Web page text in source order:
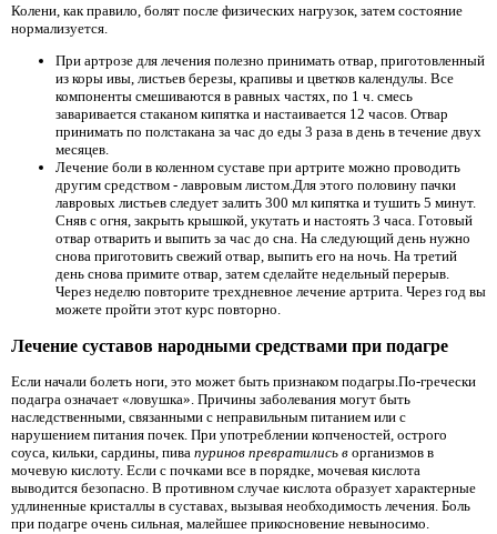
Колени, как правило, болят после физических нагрузок, затем состояние
нормализуется.
При артрозе для лечения полезно принимать отвар, приготовленный
из коры ивы, листьев березы, крапивы и цветков календулы. Все
компоненты смешиваются в равных частях, по 1 ч. смесь
заваривается стаканом кипятка и настаивается 12 часов. Отвар
принимать по полстакана за час до еды 3 раза в день в течение двух
месяцев.
Лечение боли в коленном суставе при артрите можно проводить
другим средством - лавровым листом.Для этого половину пачки
лавровых листьев следует залить 300 мл кипятка и тушить 5 минут.
Сняв с огня, закрыть крышкой, укутать и настоять 3 часа. Готовый
отвар отварить и выпить за час до сна. На следующий день нужно
снова приготовить свежий отвар, выпить его на ночь. На третий
день снова примите отвар, затем сделайте недельный перерыв.
Через неделю повторите трехдневное лечение артрита. Через год вы
можете пройти этот курс повторно.
Лечение суставов народными средствами при подагре
Если начали болеть ноги, это может быть признаком подагры.По-гречески
подагра означает «ловушка». Причины заболевания могут быть
наследственными, связанными с неправильным питанием или с
нарушением питания почек. При употреблении копченостей, острого
соуса, кильки, сардины, пива пуринов превратились в организмов в
мочевую кислоту. Если с почками все в порядке, мочевая кислота
выводится безопасно. В противном случае кислота образует характерные
удлиненные кристаллы в суставах, вызывая необходимость лечения. Боль
при подагре очень сильная, малейшее прикосновение невыносимо.